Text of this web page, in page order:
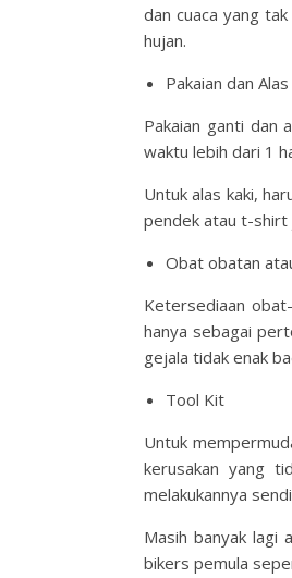
dan cuaca yang
hujan.
Pakaian dan
Pakaian ganti dan
waktu lebih dari 1
Untuk alas kaki,
pendek atau t-shirt
Obat obatan
Ketersediaan
hanya sebagai
gejala tidak enak
Tool Kit
Untuk
kerusakan yang
melakukannya
Masih banyak lagi
bikers pemula